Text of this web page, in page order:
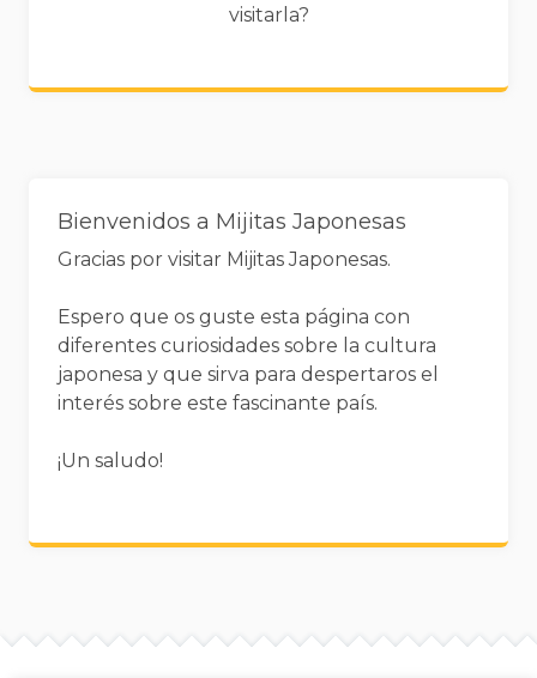
visitarla?
Bienvenidos a Mijitas Japonesas
Gracias por visitar Mijitas Japonesas.
Espero que os guste esta página con
diferentes curiosidades sobre la cultura
japonesa y que sirva para despertaros el
interés sobre este fascinante país.
¡Un saludo!